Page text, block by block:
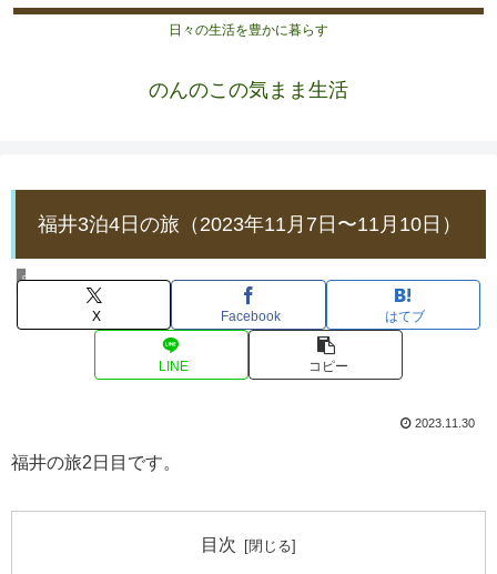
日々の生活を豊かに暮らす
のんのこの気まま生活
福井3泊4日の旅（2023年11月7日〜11月10日）
日々の暮らし
X Facebook はてブ
LINE コピー
2023.11.30
福井の旅2日目です。
目次